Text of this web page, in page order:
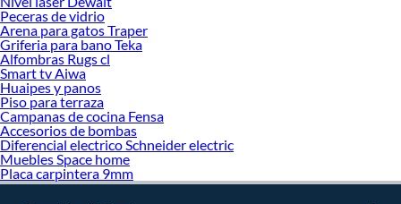
Peceras de vidrio
Arena para gatos Traper
Griferia para bano Teka
Alfombras Rugs cl
Smart tv Aiwa
Huaipes y panos
Piso para terraza
Campanas de cocina Fensa
Accesorios de bombas
Diferencial electrico Schneider electric
Muebles Space home
Placa carpintera 9mm